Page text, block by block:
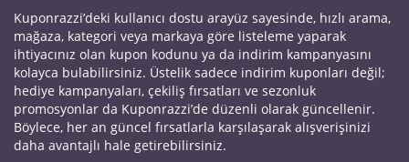
Kuponrazzi’deki kullanıcı dostu arayüz sayesinde, hızlı arama,
mağaza, kategori veya markaya göre listeleme yaparak
ihtiyacınız olan kupon kodunu ya da indirim kampanyasını
kolayca bulabilirsiniz. Üstelik sadece indirim kuponları değil;
hediye kampanyaları, çekiliş fırsatları ve sezonluk
promosyonlar da Kuponrazzi’de düzenli olarak güncellenir.
Böylece, her an güncel fırsatlarla karşılaşarak alışverişinizi
daha avantajlı hale getirebilirsiniz.